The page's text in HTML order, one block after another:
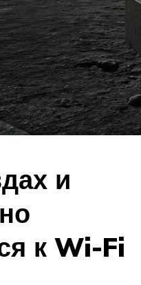
и
к Wi-Fi